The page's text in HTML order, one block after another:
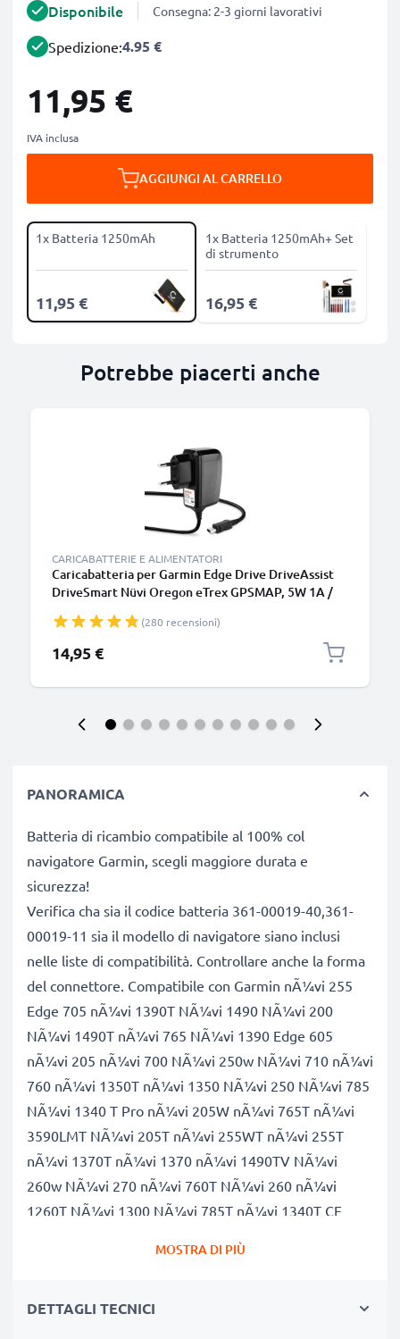
Disponibile Consegna: 2-3 giorni lavorativi
Spedizione:4.95 €
11,95 €
IVA inclusa
AGGIUNGI AL CARRELLO
1x Batteria 1250mAh
11,95 €
1x Batteria 1250mAh+ Set
di strumento
16,95 €
Potrebbe piacerti anche
CARICABATTERIE E ALIMENTATORI
Caricabatteria per Garmin Edge Drive DriveAssist
DriveSmart Nüvi Oregon eTrex GPSMAP, 5W 1A /
(280 recensioni)
14,95 €
PANORAMICA
Batteria di ricambio compatibile al 100% col
navigatore Garmin, scegli maggiore durata e
sicurezza!
Verifica cha sia il codice batteria 361-00019-40,361-
00019-11 sia il modello di navigatore siano inclusi
nelle liste di compatibilità. Controllare anche la forma
del connettore. Compatibile con Garmin nÃ¼vi 255
Edge 705 nÃ¼vi 1390T NÃ¼vi 1490 NÃ¼vi 200
NÃ¼vi 1490T nÃ¼vi 765 NÃ¼vi 1390 Edge 605
nÃ¼vi 205 nÃ¼vi 700 NÃ¼vi 250w NÃ¼vi 710 nÃ¼vi
760 nÃ¼vi 1350T nÃ¼vi 1350 NÃ¼vi 250 NÃ¼vi 785
NÃ¼vi 1340 T Pro nÃ¼vi 205W nÃ¼vi 765T nÃ¼vi
3590LMT NÃ¼vi 205T nÃ¼vi 255WT nÃ¼vi 255T
nÃ¼vi 1370T nÃ¼vi 1370 nÃ¼vi 1490TV NÃ¼vi
260w NÃ¼vi 270 nÃ¼vi 760T NÃ¼vi 260 nÃ¼vi
1260T NÃ¼vi 1300 NÃ¼vi 785T nÃ¼vi 1340T CE
TFM
MOSTRA DI PIÙ
DETTAGLI TECNICI